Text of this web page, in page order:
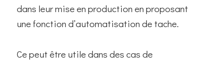
dans leur mise en production en proposant
une fonction d’automatisation de tache.
Ce peut être utile dans des cas de